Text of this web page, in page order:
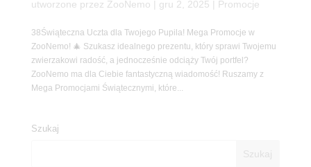
utworzone przez ZooNemo gru 2, 2025 Promocje
38Świąteczna Uczta dla Twojego Pupila! Mega Promocje w
ZooNemo! 🎄 Szukasz idealnego prezentu, który sprawi Twojemu
zwierzakowi radość, a jednocześnie odciąży Twój portfel?
ZooNemo ma dla Ciebie fantastyczną wiadomość! Ruszamy z
Mega Promocjami Świątecznymi, które...
Szukaj